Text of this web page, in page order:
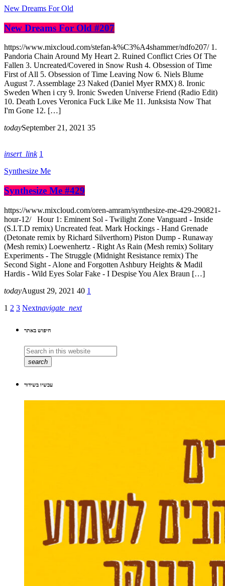
New Dreams For Old
New Dreams For Old #207
https://www.mixcloud.com/stefan-k%C3%A4shammer/ndfo207/ 1.
Pandoria Chain Around My Heart 2. Ruined Conflict Cries Of The
Fallen 3. Uncreated/Covered in Snow Rush 4. Obsession of Time
First of All 5. Obsession of Time Leaving Now 6. Niels Blume
August 7. Assemblage 23 Naked (Daniel Myer RMX) 8. Ironic
Sweden When i cry 9. Ironic Sweden Universe Friend (Radio Edit)
10. Death Loves Veronica Fuck Like Me 11. Junksista Now That
I'm Gone 12. […]
todaySeptember 21, 2021 35
insert_link 1
Synthesize Me
Synthesize Me #429
https://www.mixcloud.com/oren-amram/synthesize-me-429-290821-
hour-12/ Hour 1: Eminent Sol - Twilight Zone Vanguard - Inside
(S.I.T.D remix) Uncreated feat. Mark Hockings - Hand Grenade
(Detonate remix by Richard Silverthorn) Piston Dump - Runaway
(Mesh remix) Loewenhertz - Right As Rain (Mesh remix) Solitary
Experiments - The Struggle (Midnight Resistance remix) The
Second Sight - Alone and Forgotten Ashbury Heights & Madil
Hardis - Wild Eyes Solar Fake - I Despise You Alex Braun […]
todayAugust 29, 2021 40 1
1 2 3 Nextnavigate_next
חיפוש באתר
search
עכשיו בשידור